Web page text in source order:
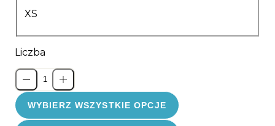
XS
Liczba
WYBIERZ WSZYSTKIE OPCJE